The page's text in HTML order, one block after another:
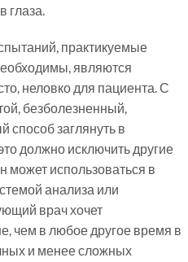
глаза.
практикуемые
являются
неловко для пациента. С
безболезненный,
способ заглянуть в
должно исключить другие
использоваться в
анализа или
врач хочет
чем в любое другое время в
и менее сложных